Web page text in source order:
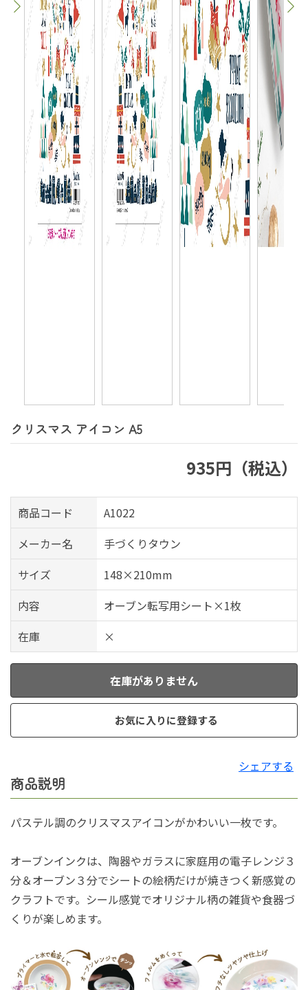
クリスマス アイコン A5
935円（税込）
商品コード
A1022
メーカー名
手づくりタウン
サイズ
148×210mm
内容
オーブン転写用シート×1枚
在庫
×
在庫がありません
お気に入りに登録する
シェアする
商品説明
パステル調のクリスマスアイコンがかわいい一枚です。
オーブンインクは、陶器やガラスに家庭用の電子レンジ３
分＆オーブン３分でシートの絵柄だけが焼きつく新感覚の
クラフトです。シール感覚でオリジナル柄の雑貨や食器づ
くりが楽しめます。